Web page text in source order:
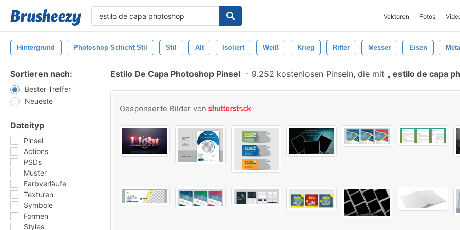
Vektoren Fotos
Hintergrund Photoshop Schicht Stil Stil Alt Isoliert Weiß Krieg Ritter Messer Eisen
Sortieren nach:
Bester Treffer
Neueste
Dateityp
Pinsel
Actions
PSDs
Muster
Farbverläufe
Texturen
Symbole
Formen
Styles
Estilo De Capa Photoshop Pinsel - 9.252 kostenlosen Pinseln, die mit estilo de capa
Gesponserte Bilder von